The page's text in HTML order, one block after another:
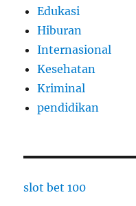
Edukasi
Hiburan
Internasional
Kesehatan
Kriminal
pendidikan
slot bet 100